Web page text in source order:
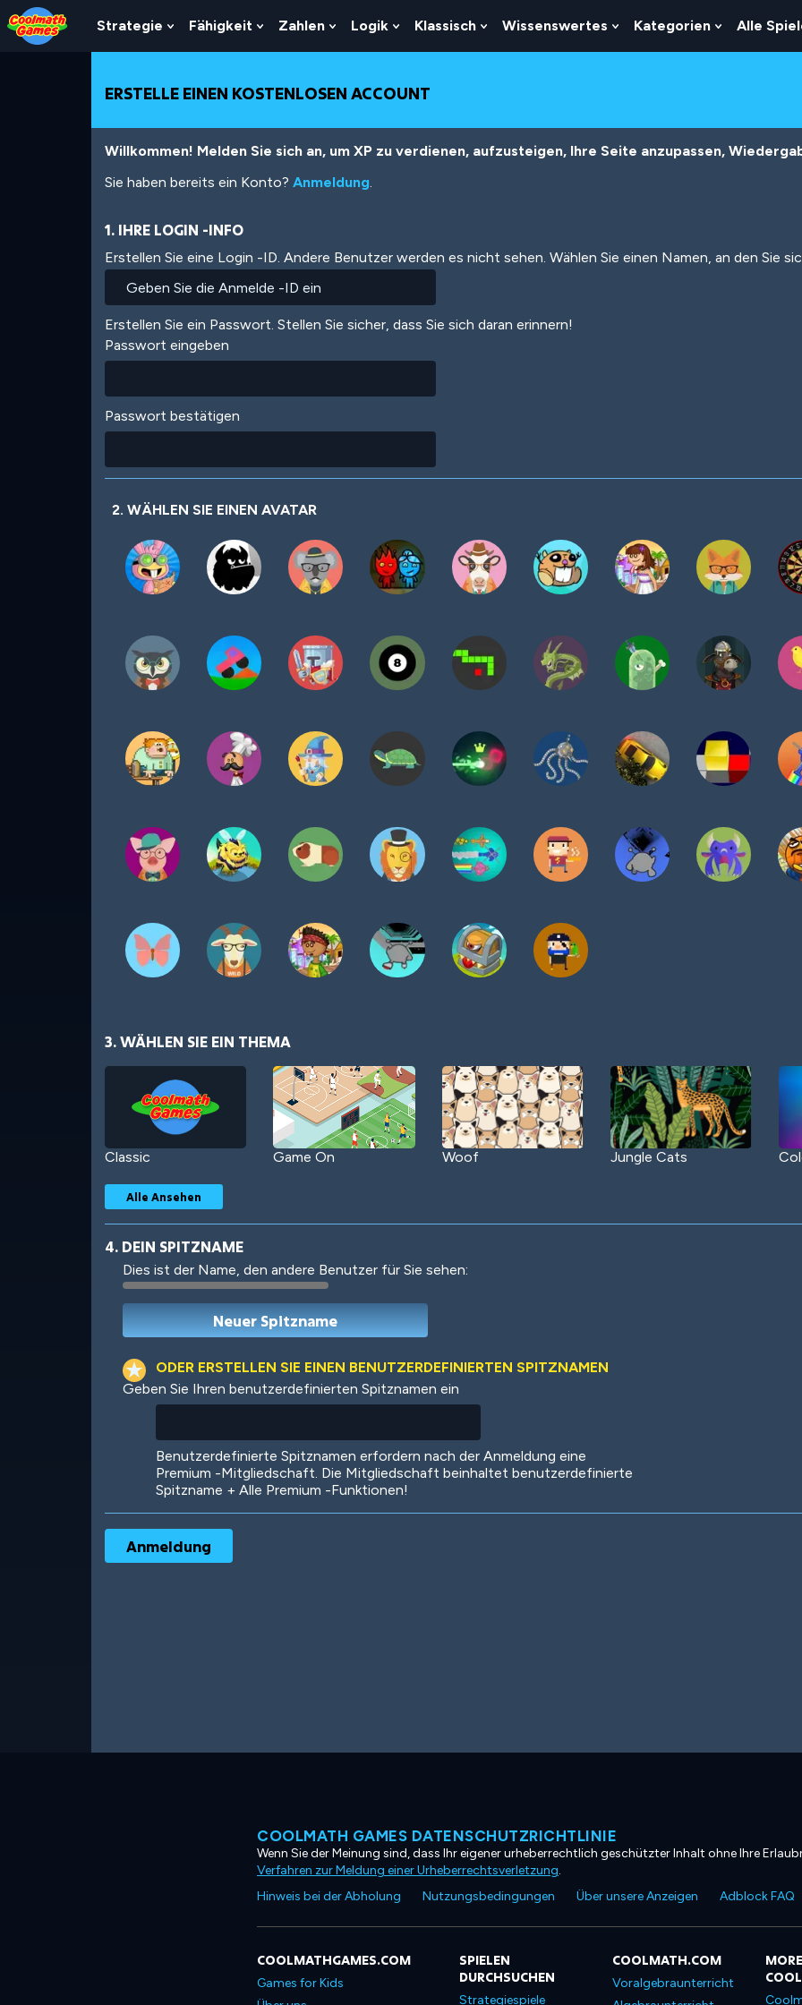
Skip
to
Top
Skip
to
Navigation
Skip
to
Main
Skip
to
Footer
Direkt
zum
Inhalt
Strategie
Show
Submenu
Strategie
Fähigkeit
Show
Submenu
Fähigkeit
Zahlen
Show
Submenu
Zahlen
Logik
Show
Submenu
Logik
Klassisch
Show
Submenu
Wissenswertes
Show
Submenu
Kategorien
Show
Submenu
Alle
ERSTELLE EINEN KOSTENLOSEN ACCOUNT
Willkommen! Melden Sie sich an, um XP zu verdienen, aufzusteigen, Ihre Seite anzupassen,
Sie haben bereits ein Konto? Anmeldung.
1. IHRE LOGIN -INFO
Erstellen Sie eine Login -ID. Andere Benutzer werden es nicht sehen. Wählen Sie einen Namen, an den Sie
Erstellen Sie ein Passwort. Stellen Sie sicher, dass Sie sich daran erinnern!
Passwort eingeben
Passwort bestätigen
2. WÄHLEN SIE EINEN AVATAR
3. WÄHLEN SIE EIN THEMA
Classic Game On Woof Jungle Cats
Robotic International
Ooh! Aah!
Alle Ansehen
4. DEIN SPITZNAME
Dies ist der Name, den andere Benutzer für Sie sehen:
ODER ERSTELLEN SIE EINEN BENUTZERDEFINIERTEN SPITZNAMEN
Geben Sie Ihren benutzerdefinierten Spitznamen ein
Benutzerdefinierte Spitznamen erfordern nach der Anmeldung eine
Premium -Mitgliedschaft. Die Mitgliedschaft beinhaltet benutzerdefinierte
Spitzname + Alle Premium -Funktionen!
COOLMATH GAMES DATENSCHUTZRICHTLINIE
Wenn Sie der Meinung sind, dass Ihr eigener urheberrechtlich geschützter Inhalt ohne Ihre
Verfahren zur Meldung einer Urheberrechtsverletzung.
Hinweis bei der Abholung
Nutzungsbedingungen Über unsere Anzeigen Adblock FAQ
COOLMATHGAMES.COM
Games for Kids
SPIELEN
DURCHSUCHEN
Strategiespiele
COOLMATH.COM
Voralgebraunterricht